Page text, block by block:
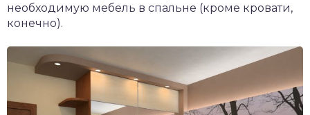
необходимую мебель в спальне (кроме кровати,
конечно).